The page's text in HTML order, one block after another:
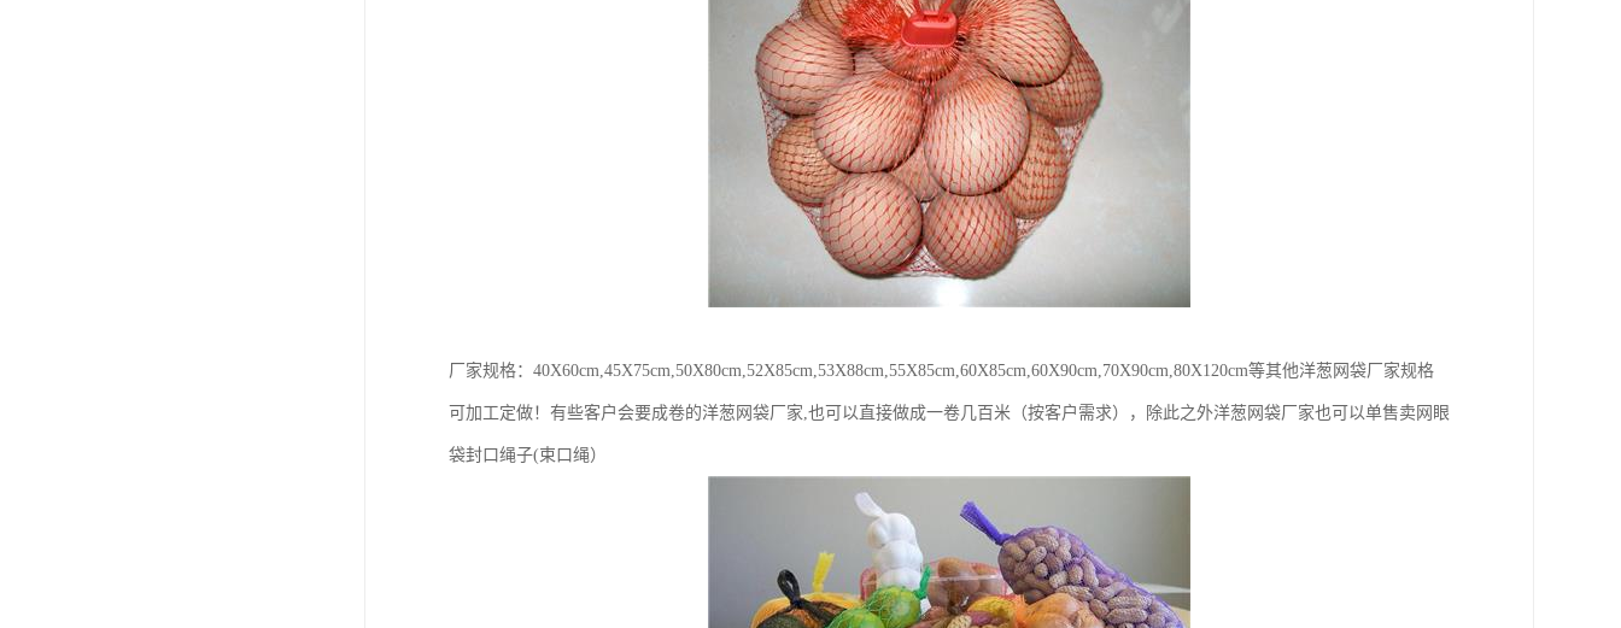
厂家规格：40X60cm,45X75cm,50X80cm,52X85cm,53X88cm,55X85cm,60X85cm,60X90cm,70X90cm,80X120cm等其他洋葱网袋厂家规格
可加工定做！有‪些客户会要成卷的洋葱网袋厂家,也可以直接做成一卷几百米（按客户需求），除此之外洋葱网袋厂家也可以单售卖网眼
袋封口绳子(束口绳）